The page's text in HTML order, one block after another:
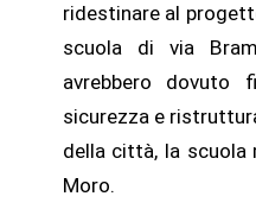
ridestinare al
scuola di via
avrebbero dovuto
sicurezza e
della città, la scuola
Moro.